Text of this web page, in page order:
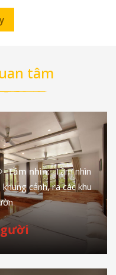
tâm
Tầm nhìn: Tầm nhìn
khung cảnh, ra các khu